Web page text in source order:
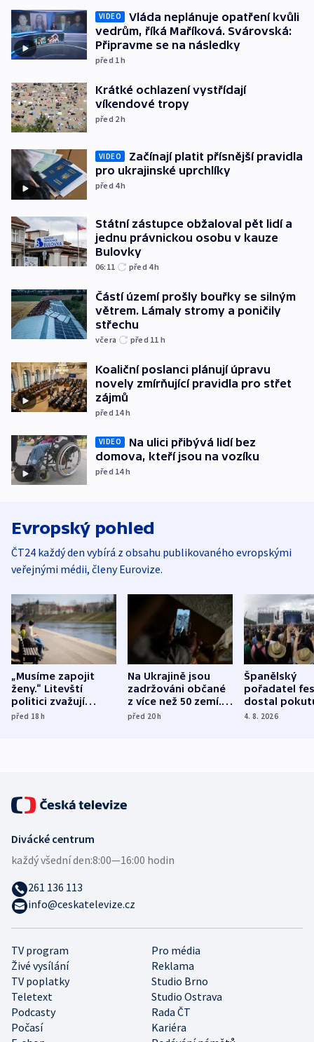
VIDEO
Vláda neplánuje opatření kvůli
vedrům, říká Maříková. Svárovská:
Připravme se na následky
před 1h
Krátké ochlazení vystřídají
víkendové tropy
před 2h
VIDEO
Začínají platit přísnější pravidla
pro ukrajinské uprchlíky
před 4h
Státní zástupce obžaloval pět lidí a
jednu právnickou osobu v kauze
Bulovky
06:11 před 4h
Částí území prošly bouřky se silným
větrem. Lámaly stromy a poničily
střechu
včera před 11 h
Koaliční poslanci plánují úpravu
novely zmírňující pravidla pro střet
zájmů
před 14h
VIDEO
Na ulici přibývá lidí bez
domova, kteří jsou na vozíku
před 14h
Evropský pohled
ČT24 každý den vybírá z obsahu publikovaného evropskými
veřejnými médii, členy Eurovize.
„Musíme zapojit
ženy.“ Litevští
politici zvažují
dohodu o
před 18h
Na Ukrajině jsou
zadržováni občané
z více než 50 zemí.
Bojovali na straně
před 20h
Španělský
pořadatel
dostal
nekalé
4. 8. 2026
TV program
Pro média
Živé vysílání
Reklama
TV poplatky
Studio Brno
Teletext
Studio Ostrava
Podcasty
Rada ČT
Počasí
Kariéra
Divácké centrum
každý všední den:8:00—16:00 hodin
261 136 113
info@ceskatelevize.cz